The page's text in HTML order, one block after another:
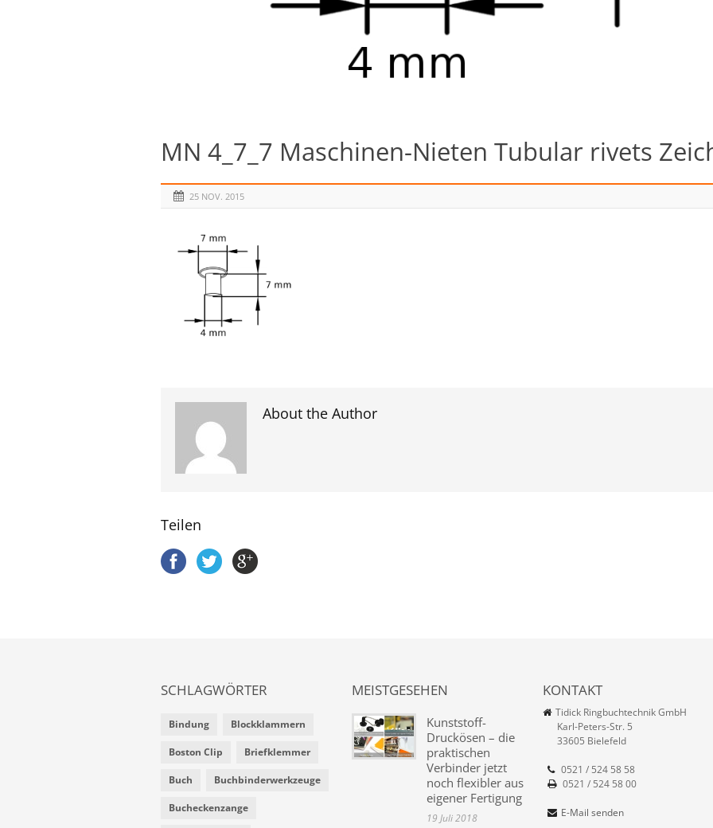
MN 4_7_7 Maschinen-Nieten Tubular rivets
25 NOV. 2015
About the Author
Teilen
SCHLAGWÖRTER
Bindung Blockklammern
Boston Clip Briefklemmer
Buch Buchbinderwerkzeuge
Bucheckenzange
MEISTGESEHEN
Kunststoff-
Druckösen – die
praktischen
Verbinder jetzt
noch flexibler aus
eigener Fertigung
19 Juli 2018
KONTAKT
Tidick Ringbuchtechnik GmbH
Karl-Peters-Str. 5
33605 Bielefeld
0521 / 524 58 58
0521 / 524 58 00
E-Mail senden